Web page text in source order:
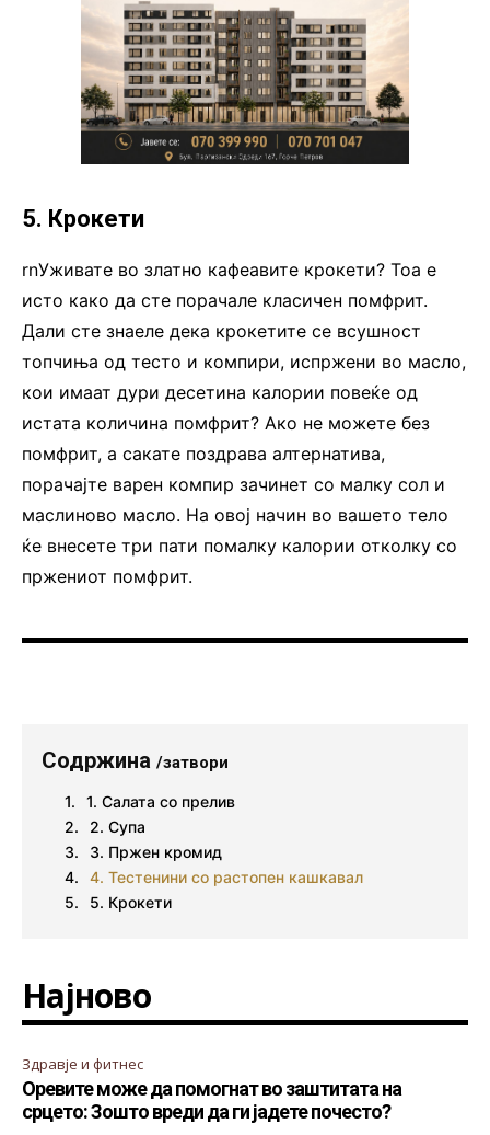
5. Крокети
rnУживате во златно кафеавите крокети? Тоа е
исто како да сте порачале класичен помфрит.
Дали сте знаеле дека крокетите се всушност
топчиња од тесто и компири, испржени во масло,
кои имаат дури десетина калории повеќе од
истата количина помфрит? Ако не можете без
помфрит, а сакате поздрава алтернатива,
порачајте варен компир зачинет со малку сол и
маслиново масло. На овој начин во вашето тело
ќе внесете три пати помалку калории отколку со
пржениот помфрит.
Содржина /затвори
1. Салата со прелив
2. Супа
3. Пржен кромид
4. Тестенини со растопен кашкавал
5. Крокети
Најново
Здравје и фитнес
Оревите може да помогнат во заштитата на
срцето: Зошто вреди да ги јадете почесто?